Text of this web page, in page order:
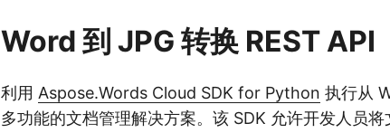
Word 到 JPG 转换 REST API
利用 Aspose.Words Cloud SDK for Python 执行从
多功能的文档管理解决方案。该 SDK 允许开发人员